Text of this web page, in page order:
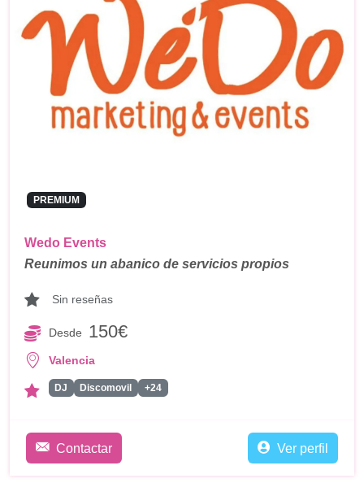
PREMIUM
Wedo Events
Reunimos un abanico de servicios propios
Sin reseñas
Desde 150€
Valencia
DJ Discomovil +24
Contactar Ver perfil